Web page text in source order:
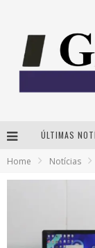
ÚLTIMAS
Home Notícias